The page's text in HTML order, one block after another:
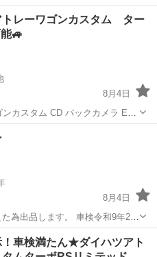
ーワゴン ■ グレード名： カ
スライドドア シートカバー
レーワゴンカスタム ター
🚙
8月4日
クカメラ ETC
2年付 走行距離
が普通な感じです。 内装もキレ...
8月4日
あります。 ベルト式で
切れる心配はないかと思いま
レーワゴン
車検満たん★ダイハツアト